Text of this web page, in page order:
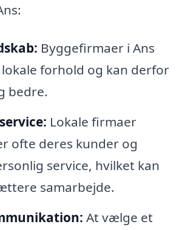
Byggefirmaer i Ans
forhold og kan derfor
bedre.
Lokale firmaer
ofte deres kunder og
service, hvilket kan
samarbejde.
At vælge et